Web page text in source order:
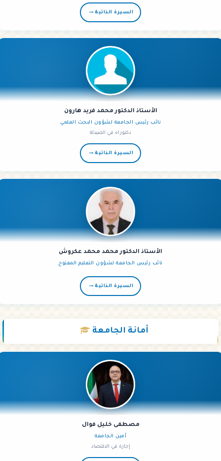
السيرة الذاتية→
الأستاذ الدكتور محمد فريد هارون
نائب رئيس الجامعة لشؤون البحث العلمي
دكتوراه في الصيدلة
السيرة الذاتية→
الأستاذ الدكتور محمد محمد عكروش
نائب رئيس الجامعة لشؤون التعليم المفتوح
السيرة الذاتية→
أمانة الجامعة
مصطفى خليل فوال
أمين الجامعة
إجازة في الاقتصاد